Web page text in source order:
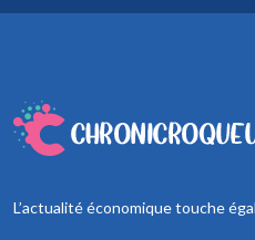
L’actualité économique touche